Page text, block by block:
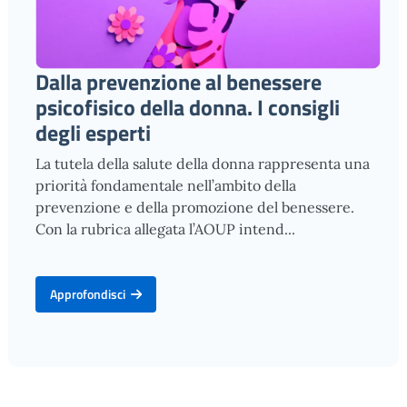
Dalla prevenzione al benessere
psicofisico della donna. I consigli
degli esperti
La tutela della salute della donna rappresenta una
priorità fondamentale nell’ambito della
prevenzione e della promozione del benessere.
Con la rubrica allegata l’AOUP intend...
Approfondisci